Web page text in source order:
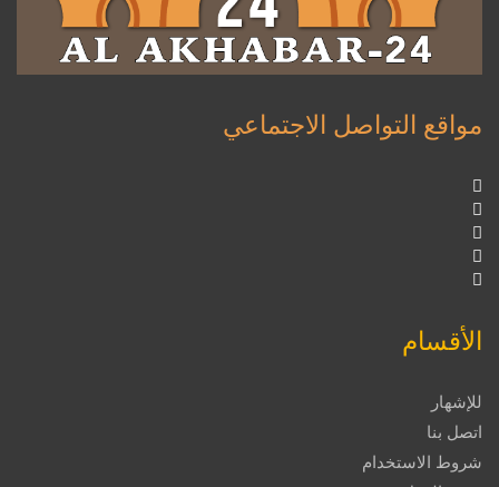
مواقع التواصل الاجتماعي
الأقسام
للإشهار
اتصل بنا
شروط الاستخدام